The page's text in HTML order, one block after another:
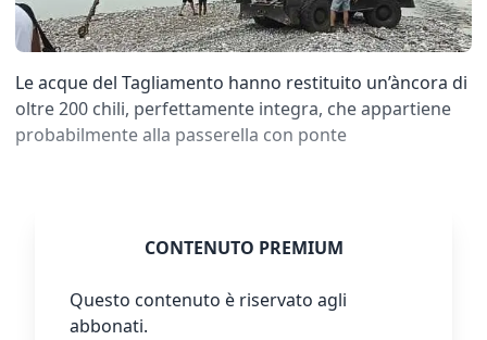
Le acque del Tagliamento hanno restituito un’àncora di
oltre 200 chili, perfettamente integra, che appartiene
probabilmente alla passerella con ponte
CONTENUTO PREMIUM
Questo contenuto è riservato agli
abbonati.